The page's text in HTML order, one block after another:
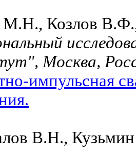
М.Н., Козлов
Москва,
импульсная
В.Н.,